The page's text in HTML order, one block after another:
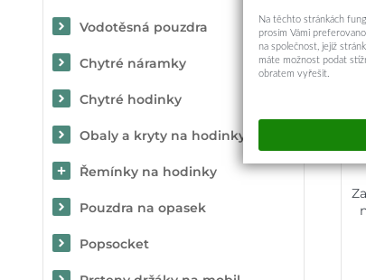
Vodotěsná pouzdra
Chytré náramky
Chytré hodinky
Obaly a kryty na hodinky
Řemínky na hodinky
Pouzdra na opasek
Popsocket
Na těchto stránkách
prosím Vámi
na společnost, jejíž
máte možnost podat
obratem vyřešit.